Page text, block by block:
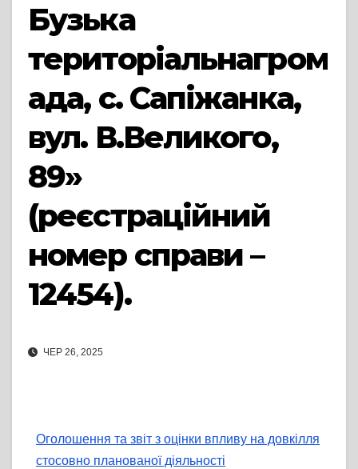
Бузька
територіальнагром
ада, с. Сапіжанка,
вул. В.Великого,
89»
(реєстраційний
номер справи –
12454).
ЧЕР 26, 2025
Оголошення та звіт з оцінки впливу на довкілля
стосовно планованої діяльності